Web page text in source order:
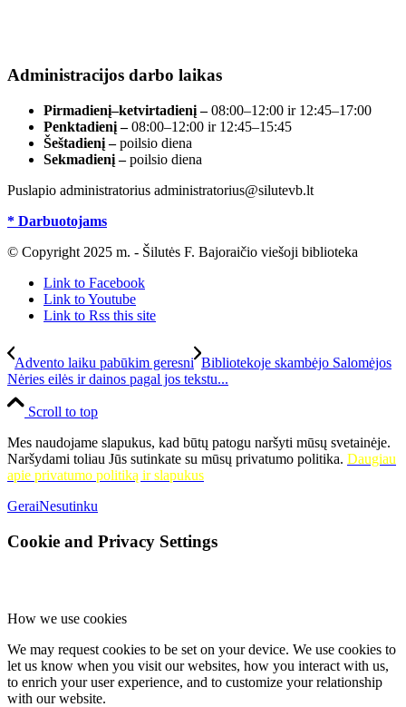
Administracijos darbo laikas
Pirmadienį–ketvirtadienį –08:00–12:00 ir 12:45–17:00
Penktadienį –08:00–12:00 ir 12:45–15:45
Šeštadienį –poilsio diena
Sekmadienį –poilsio diena
Puslapio administratorius administratorius@silutevb.lt
* Darbuotojams
© Copyright 2025 m. - Šilutės F. Bajoraičio viešoji biblioteka
Link to Facebook
Link to Youtube
Link to Rss this site
Advento laiku pabūkim geresni Bibliotekoje skambėjo Salomėjos
Nėries eilės ir dainos pagal jos tekstu...
Scroll to top
Mes naudojame slapukus, kad būtų patogu naršyti mūsų svetainėje.
Naršydami toliau Jūs sutinkate su mūsų privatumo politika. Daugiau
apie privatumo politiką ir slapukus
GeraiNesutinku
Cookie and Privacy Settings
How we use cookies
We may request cookies to be set on your device. We use cookies to
let us know when you visit our websites, how you interact with us,
to enrich your user experience, and to customize your relationship
with our website.